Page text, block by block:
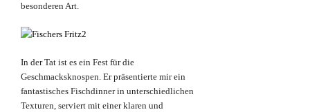
besonderen Art.
In der Tat ist es ein Fest für die
Geschmacksknospen. Er präsentierte mir ein
fantastisches Fischdinner in unterschiedlichen
Texturen, serviert mit einer klaren und